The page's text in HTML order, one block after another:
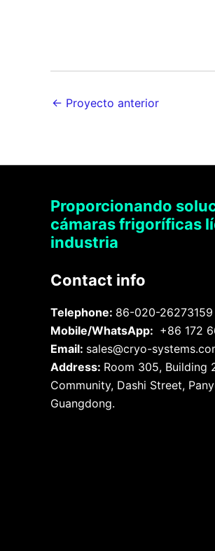
← Proyecto anterior
Proporcionando
cámaras frigoríficas
industria
Contact info
Telephone: 86-020-26273159
Mobile/WhatsApp: +86 172
Email: sales@cryo-
Address: Room 305, Building
Community, Dashi Street,
Guangdong.